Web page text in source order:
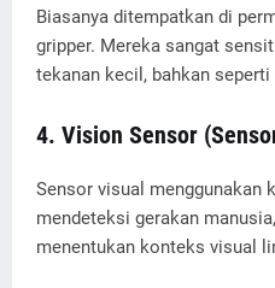
Biasanya ditempatkan di
gripper. Mereka sangat
tekanan kecil, bahkan
4. Vision Sensor
Sensor visual menggunakan
mendeteksi gerakan
menentukan konteks visual